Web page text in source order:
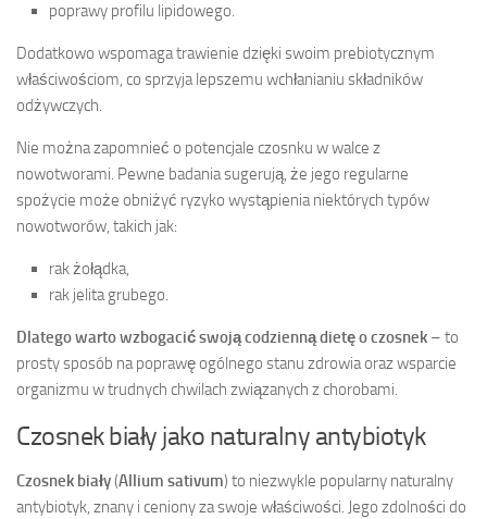
poprawy profilu lipidowego.
Dodatkowo wspomaga trawienie dzięki swoim prebiotycznym
właściwościom, co sprzyja lepszemu wchłanianiu składników
odżywczych.
Nie można zapomnieć o potencjale czosnku w walce z
nowotworami. Pewne badania sugerują, że jego regularne
spożycie może obniżyć ryzyko wystąpienia niektórych typów
nowotworów, takich jak:
rak żołądka,
rak jelita grubego.
Dlatego warto wzbogacić swoją codzienną dietę o czosnek – to
prosty sposób na poprawę ogólnego stanu zdrowia oraz wsparcie
organizmu w trudnych chwilach związanych z chorobami.
Czosnek biały jako naturalny antybiotyk
Czosnek biały(Allium sativum) to niezwykle popularny naturalny
antybiotyk, znany i ceniony za swoje właściwości. Jego zdolności do